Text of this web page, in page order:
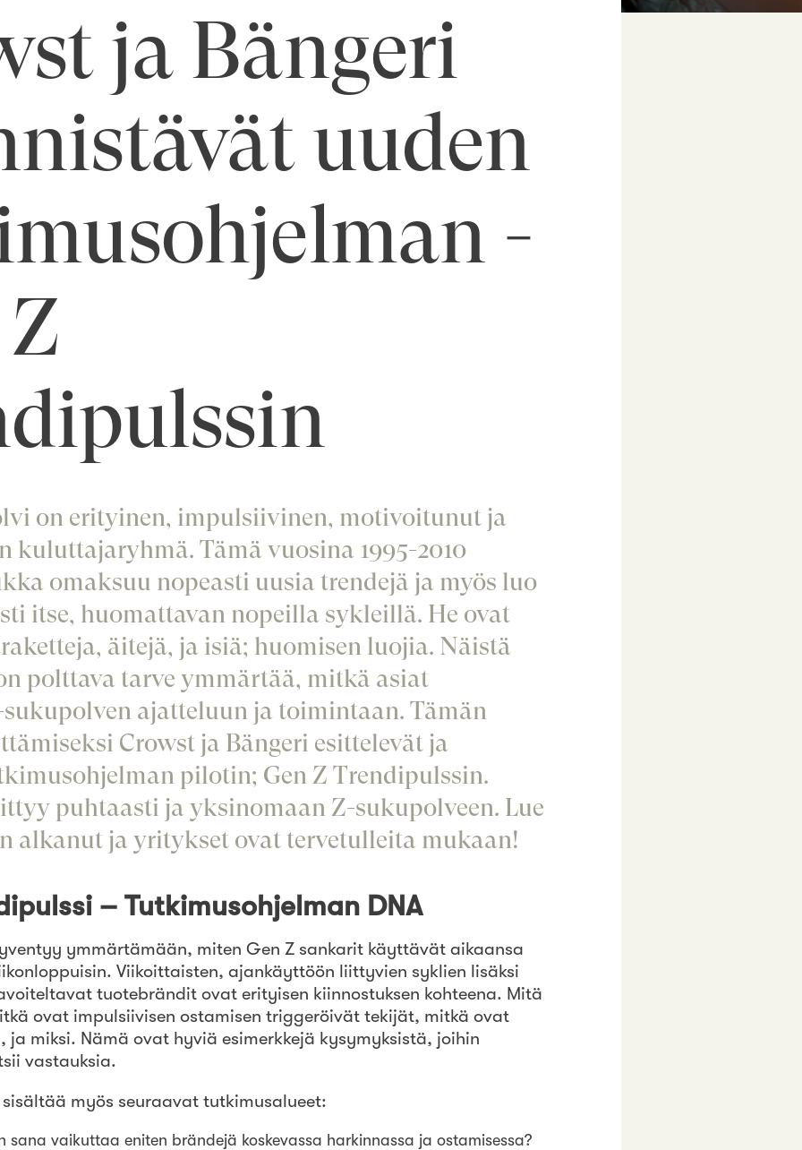
ja Bängeri
uuden
-
on erityinen, impulsiivinen, motivoitunut ja
kuluttajaryhmä. Tämä vuosina 1995-2010
omaksuu nopeasti uusia trendejä ja myös luo
itse, huomattavan nopeilla sykleillä. He ovat
äitejä, ja isiä; huomisen luojia. Näistä
polttava tarve ymmärtää, mitkä asiat
ajatteluun ja toimintaan. Tämän
Crowst ja Bängeri esittelevät ja
pilotin; Gen Z Trendipulssin.
puhtaasti ja yksinomaan Z-sukupolveen. Lue
alkanut ja yritykset ovat tervetulleita mukaan!
– Tutkimusohjelman DNA
ymmärtämään, miten Gen Z sankarit käyttävät aikaansa
Viikoittaisten, ajankäyttöön liittyvien syklien lisäksi
tuotebrändit ovat erityisen kiinnostuksen kohteena. Mitä
ovat impulsiivisen ostamisen triggeröivät tekijät, mitkä ovat
miksi. Nämä ovat hyviä esimerkkejä kysymyksistä, joihin
vastauksia.
sisältää myös seuraavat tutkimusalueet:
sana vaikuttaa eniten brändejä koskevassa harkinnassa ja ostamisessa?